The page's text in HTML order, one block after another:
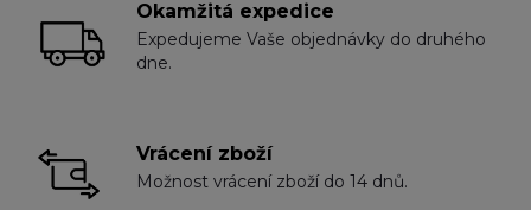
Okamžitá expedice
Expedujeme Vaše objednávky do druhého
dne.
Vrácení zboží
Možnost vrácení zboží do 14 dnů.